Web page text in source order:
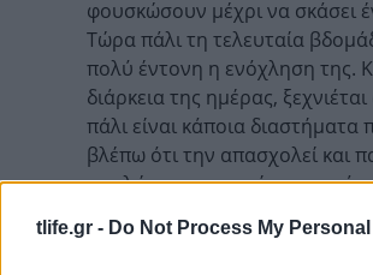
tlife.gr - Do Not Process My
φουσκώσουν μέχρι να σκάσει
Τώρα πάλι τη τελευταία
πολύ έντονη η ενόχληση της.
διάρκεια της ημέρας,
πάλι είναι κάποια διαστήματα
βλέπω ότι την απασχολεί και
τη γλώσσα της κυρίως στην
τη βλέπεις να το ανοιγοκλείνει